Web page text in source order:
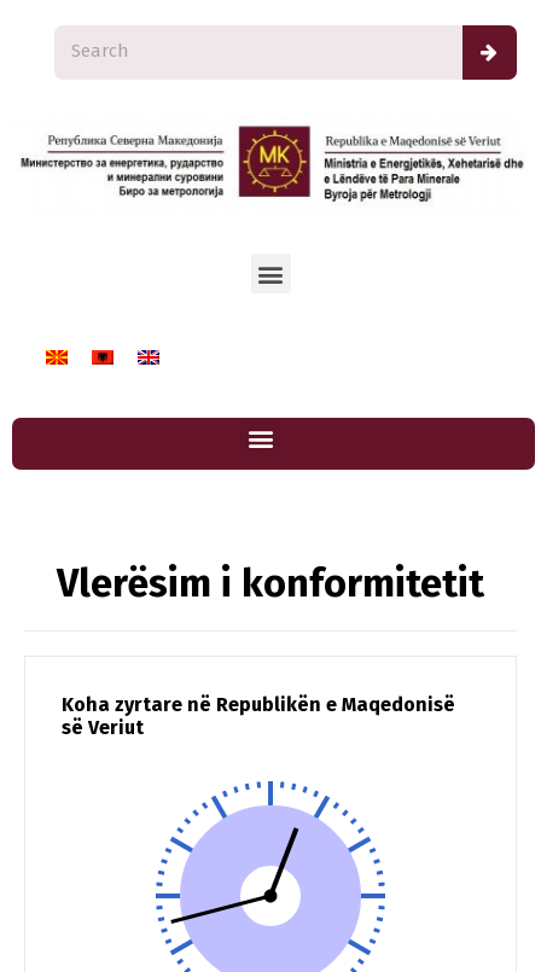
Vlerësim i konformitetit
Koha zyrtare në Republikën e Maqedonisë
së Veriut